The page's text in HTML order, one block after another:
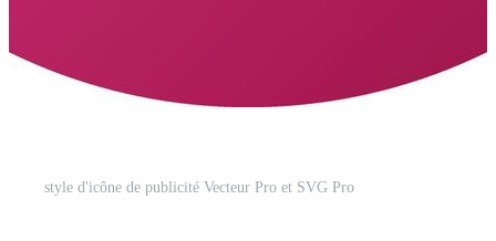
style d'icône de publicité Vecteur Pro et SVG Pro